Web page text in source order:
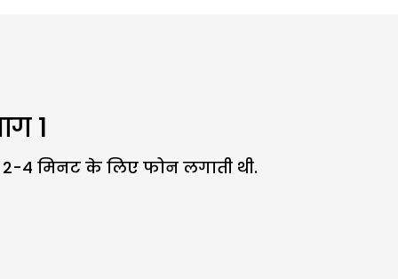
1
4 मिनट के लिए फोन लगाती थी.